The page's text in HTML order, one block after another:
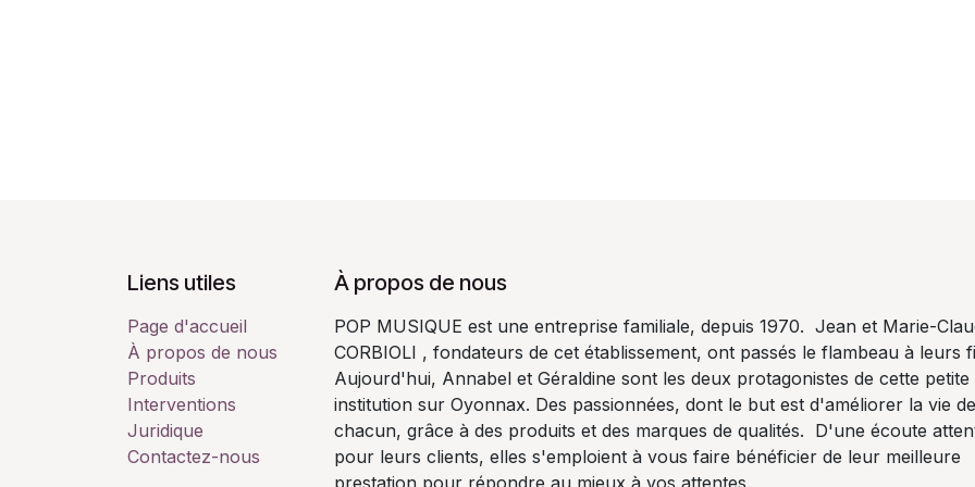
Liens utiles
Page d'accueil
À propos de nous
Produits
Interventions
Juridique
Contactez-nous
À propos de nous
POP MUSIQUE est une entreprise familiale, depuis 1970. Jean et Marie-
CORBIOLI , fondateurs de cet établissement, ont passés le flambeau à leurs
Aujourd'hui, Annabel et Géraldine sont les deux protagonistes de cette petite
institution sur Oyonnax. Des passionnées, dont le but est d'améliorer la vie de
chacun, grâce à des produits et des marques de qualités. D'une écoute
pour leurs clients, elles s'emploient à vous faire bénéficier de leur meilleure
prestation pour répondre au mieux à vos attentes.